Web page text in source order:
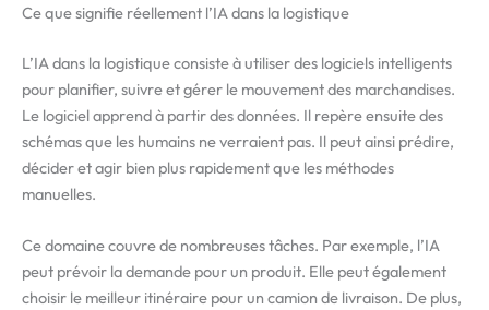
Ce que signifie réellement l’IA dans la logistique
L’IA dans la logistique consiste à utiliser des logiciels intelligents
pour planifier, suivre et gérer le mouvement des marchandises.
Le logiciel apprend à partir des données. Il repère ensuite des
schémas que les humains ne verraient pas. Il peut ainsi prédire,
décider et agir bien plus rapidement que les méthodes
manuelles.
Ce domaine couvre de nombreuses tâches. Par exemple, l’IA
peut prévoir la demande pour un produit. Elle peut également
choisir le meilleur itinéraire pour un camion de livraison. De plus,